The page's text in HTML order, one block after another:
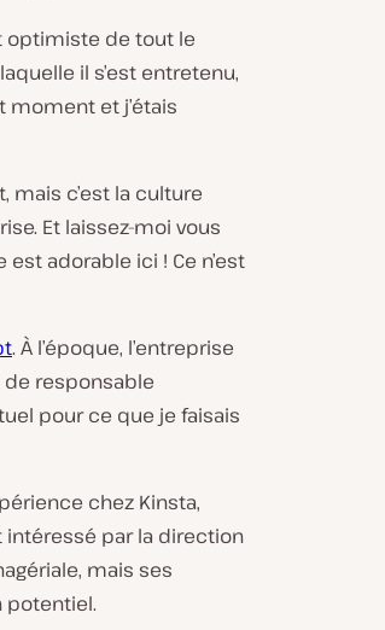
optimiste de tout le
il s’est entretenu,
moment et j’étais
mais c’est la culture
Et laissez-moi vous
adorable ici ! Ce n’est
. À l’époque, l’entreprise
responsable
pour ce que je faisais
chez Kinsta,
intéressé par la direction
mais ses
potentiel.